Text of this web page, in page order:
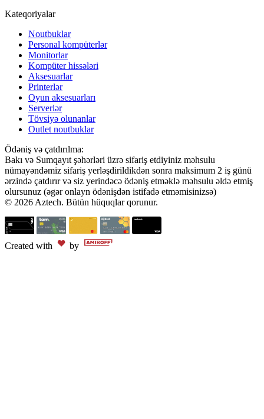
Kateqoriyalar
Noutbuklar
Personal kompüterlər
Monitorlar
Kompüter hissələri
Aksesuarlar
Printerlər
Oyun aksesuarları
Serverlər
Tövsiyə olunanlar
Outlet noutbuklar
Ödəniş və çatdırılma:
Bakı və Sumqayıt şəhərləri üzrə sifariş etdiyiniz məhsulu
nümayəndəmiz sifariş yerləşdirildikdən sonra maksimum 2 iş günü
ərzində çatdırır və siz yerindəcə ödəniş etməklə məhsulu əldə etmiş
olursunuz (əgər onlayn ödənişdən istifadə etməmisinizsə)
© 2026 Aztech. Bütün hüquqlar qorunur.
Created with by